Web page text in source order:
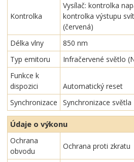
Kontrolka
Vysílač: kontrolka
kontrolka výstupu
(červená)
Délka vlny
850 nm
Typ emitoru
Infračervené světlo
Funkce k
dispozici
Automatický reset
Synchronizace
Synchronizace světla
Údaje o výkonu
Ochrana
obvodu
Ochrana proti zkratu